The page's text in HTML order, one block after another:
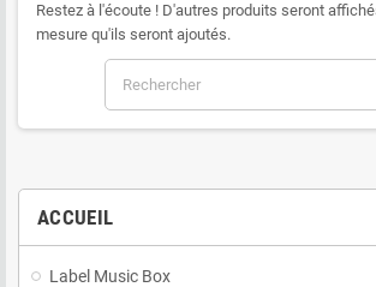
ACCUEIL
Label Music Box
Restez à l'écoute ! D'autres produits seront
mesure qu'ils seront ajoutés.